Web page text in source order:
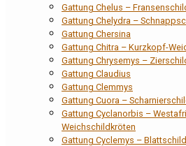
Gattung Chelus –
Gattung Chelydra –
Gattung Chersina
Gattung Chitra – Kurzkopf-
Gattung Chrysemys –
Gattung Claudius
Gattung Clemmys
Gattung Cuora –
Gattung Cyclanorbis –
Weichschildkröten
Gattung Cyclemys –